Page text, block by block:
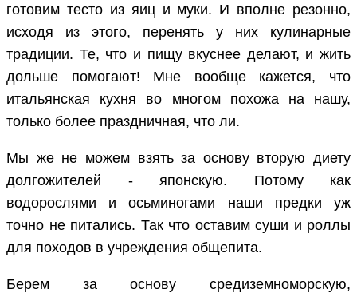
готовим тесто из яиц и муки. И вполне резонно,
исходя из этого, перенять у них кулинарные
традиции. Те, что и пищу вкуснее делают, и жить
дольше помогают! Мне вообще кажется, что
итальянская кухня во многом похожа на нашу,
только более праздничная, что ли.
Мы же не можем взять за основу вторую диету
долгожителей - японскую. Потому как
водорослями и осьминогами наши предки уж
точно не питались. Так что оставим суши и роллы
для походов в учреждения общепита.
Берем за основу средиземноморскую,